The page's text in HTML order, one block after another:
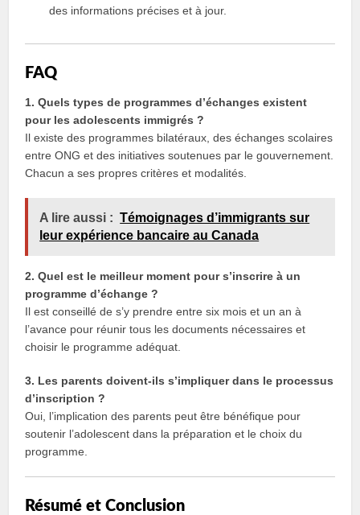
des informations précises et à jour.
FAQ
1. Quels types de programmes d’échanges existent
pour les adolescents immigrés ?
Il existe des programmes bilatéraux, des échanges scolaires
entre ONG et des initiatives soutenues par le gouvernement.
Chacun a ses propres critères et modalités.
A lire aussi : Témoignages d’immigrants sur
leur expérience bancaire au Canada
2. Quel est le meilleur moment pour s’inscrire à un
programme d’échange ?
Il est conseillé de s’y prendre entre six mois et un an à
l’avance pour réunir tous les documents nécessaires et
choisir le programme adéquat.
3. Les parents doivent-ils s’impliquer dans le processus
d’inscription ?
Oui, l’implication des parents peut être bénéfique pour
soutenir l’adolescent dans la préparation et le choix du
programme.
Résumé et Conclusion